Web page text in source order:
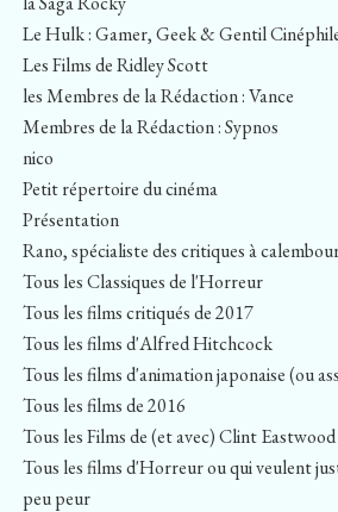
Le Hulk : Gamer, Geek & Gentil
Les Films de Ridley Scott
les Membres de la Rédaction : Vance
Membres de la Rédaction : Sypnos
nico
Petit répertoire du cinéma
Présentation
Rano, spécialiste des critiques à
Tous les Classiques de l'Horreur
Tous les films critiqués de 2017
Tous les films d'Alfred Hitchcock
Tous les films d'animation japonaise (ou
Tous les films de 2016
Tous les Films de (et avec) Clint Eastwood
Tous les films d'Horreur ou qui veulent
peu peur